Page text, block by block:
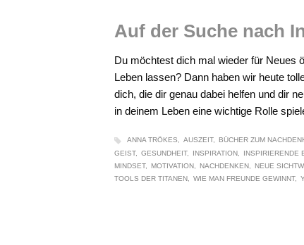
Auf der Suche nach
Du möchtest dich mal wieder für Neues
Leben lassen? Dann haben wir heute
dich, die dir genau dabei helfen und dir
in deinem Leben eine wichtige Rolle
ANNA TRÖKES AUSZEIT BÜCHER ZUM
GEIST
GESUNDHEIT INSPIRATION INSPIRIERENDE
MINDSET
MOTIVATION NACHDENKEN NEUE
TOOLS DER TITANEN
WIE MAN FREUNDE GEWINNT